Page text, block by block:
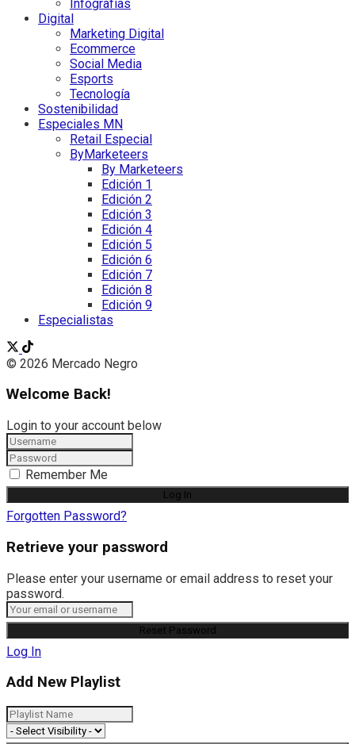
Infografías
Digital
Marketing Digital
Ecommerce
Social Media
Esports
Tecnología
Sostenibilidad
Especiales MN
Retail Especial
ByMarketeers
By Marketeers
Edición 1
Edición 2
Edición 3
Edición 4
Edición 5
Edición 6
Edición 7
Edición 8
Edición 9
Especialistas
© 2026 Mercado Negro
Welcome Back!
Login to your account below
Remember Me
Forgotten Password?
Retrieve your password
Please enter your username or email address to reset your
password.
Log In
Add New Playlist